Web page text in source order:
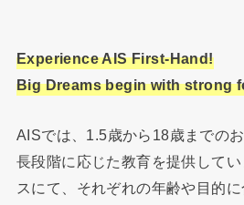
Experience AIS First-Hand!
Big Dreams begin with strong
AISでは、1.5歳から18歳までの
長段階に応じた教育を提供して
スにて、それぞれの年齢や目的